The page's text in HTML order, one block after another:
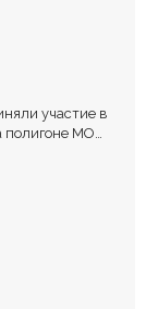
участие в
полигоне МО